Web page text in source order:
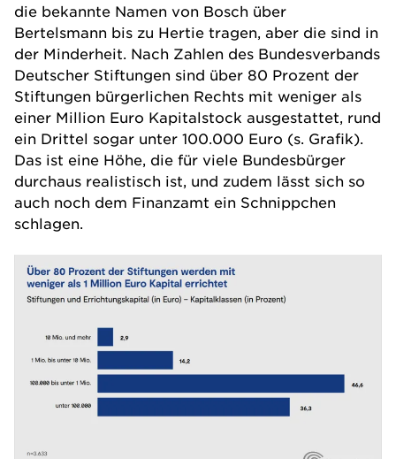
die bekannte Namen von Bosch über
Bertelsmann bis zu Hertie tragen, aber die sind in
der Minderheit. Nach Zahlen des Bundesverbands
Deutscher Stiftungen sind über 80 Prozent der
Stiftungen bürgerlichen Rechts mit weniger als
einer Million Euro Kapitalstock ausgestattet, rund
ein Drittel sogar unter 100.000 Euro (s. Grafik).
Das ist eine Höhe, die für viele Bundesbürger
durchaus realistisch ist, und zudem lässt sich so
auch noch dem Finanzamt ein Schnippchen
schlagen.